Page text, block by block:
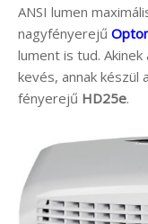
ANSI lumen
nagyfényerejű
lument is tud.
kevés, annak készül
fényerejű HD25e.